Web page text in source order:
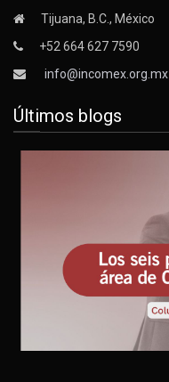
Tijuana, B.C., México
+52 664 627 7590
info@incomex.org.mx
Últimos blogs